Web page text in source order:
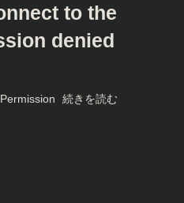
to the
denied
続きを読む